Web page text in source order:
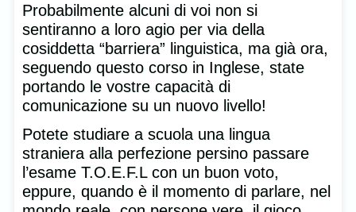
Probabilmente alcuni di voi non si
sentiranno a loro agio per via della
cosiddetta “barriera” linguistica, ma già ora,
seguendo questo corso in Inglese, state
portando le vostre capacità di
comunicazione su un nuovo livello!
Potete studiare a scuola una lingua
straniera alla perfezione persino passare
l’esame T.O.E.F.L con un buon voto,
eppure, quando è il momento di parlare, nel